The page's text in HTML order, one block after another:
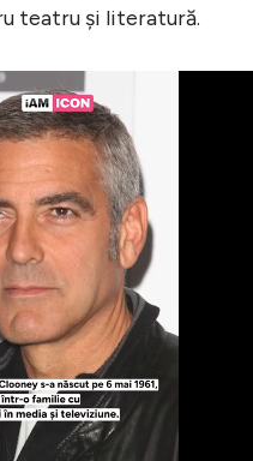
teatru și literatură.